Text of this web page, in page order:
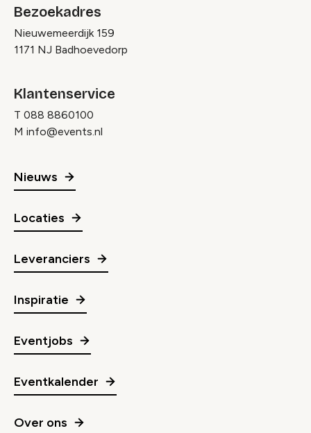
Bezoekadres
Nieuwemeerdijk 159
1171 NJ Badhoevedorp
Klantenservice
T 088 8860100
M info@events.nl
Nieuws
Locaties
Leveranciers
Inspiratie
Eventjobs
Eventkalender
Over ons